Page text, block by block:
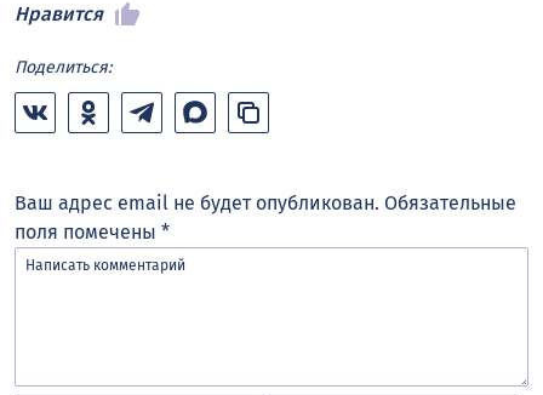
Нравится
Поделиться:
Ваш адрес email не будет опубликован. Обязательные
поля помечены *